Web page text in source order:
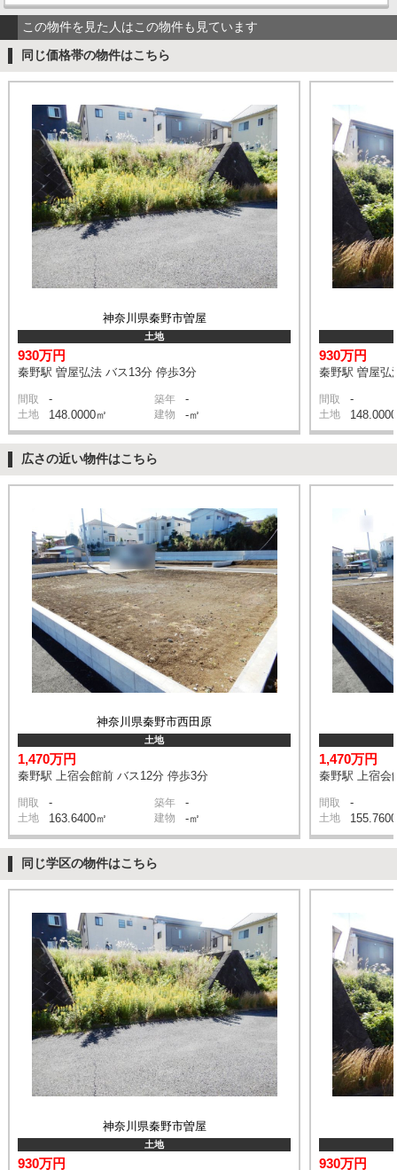
この物件を見た人はこの物件も見ています
同じ価格帯の物件はこちら
神奈川県秦野市曽屋
土地
930万円
秦野駅 曽屋弘法 バス13分 停歩3分
間取 - 築年 -
土地 148.0000㎡ 建物 -㎡
930万円
秦野駅 曽屋弘
間取 -
土地
広さの近い物件はこちら
神奈川県秦野市西田原
土地
1,470万円
秦野駅 上宿会館前 バス12分 停歩3分
間取 - 築年 -
土地 163.6400㎡ 建物 -㎡
1,470万円
秦野駅 上宿会
間取 -
土地
同じ学区の物件はこちら
神奈川県秦野市曽屋
土地
930万円 930万円